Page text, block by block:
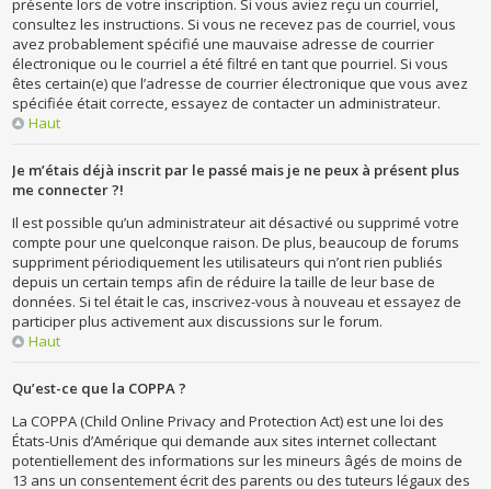
présente lors de votre inscription. Si vous aviez reçu un courriel,
consultez les instructions. Si vous ne recevez pas de courriel, vous
avez probablement spécifié une mauvaise adresse de courrier
électronique ou le courriel a été filtré en tant que pourriel. Si vous
êtes certain(e) que l’adresse de courrier électronique que vous avez
spécifiée était correcte, essayez de contacter un administrateur.
Haut
Je m’étais déjà inscrit par le passé mais je ne peux à présent plus
me connecter ?!
Il est possible qu’un administrateur ait désactivé ou supprimé votre
compte pour une quelconque raison. De plus, beaucoup de forums
suppriment périodiquement les utilisateurs qui n’ont rien publiés
depuis un certain temps afin de réduire la taille de leur base de
données. Si tel était le cas, inscrivez-vous à nouveau et essayez de
participer plus activement aux discussions sur le forum.
Haut
Qu’est-ce que la COPPA ?
La COPPA (Child Online Privacy and Protection Act) est une loi des
États-Unis d’Amérique qui demande aux sites internet collectant
potentiellement des informations sur les mineurs âgés de moins de
13 ans un consentement écrit des parents ou des tuteurs légaux des